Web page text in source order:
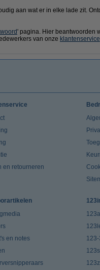
aan wat er in elke lade zit.
' pagina. Hier beantwoorden
van onze klantenservice
en retourneren
en notes